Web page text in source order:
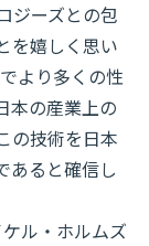
ジーズとの包
を嬉しく思い
より多くの性
本の産業上の
の技術を日本
あると確信し
ル・ホルムズ